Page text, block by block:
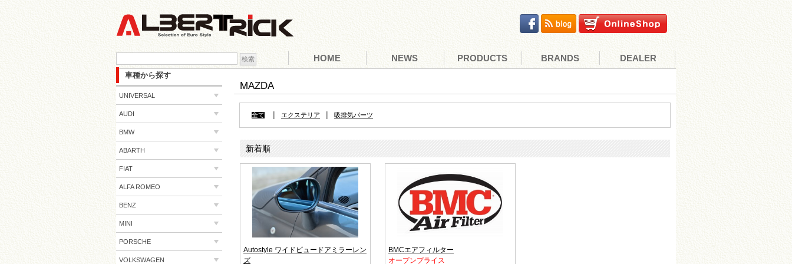
Skip to content
HOME NEWS PRODUCTS BRANDS DEALER
MAZDA
全て | エクステリア | 吸排気パーツ
新着順
Autostyle ワイドビュードアミラーレン
ズ
BMCエアフィルター
オープンプライス
車種から探す
UNIVERSAL
AUDI
BMW
ABARTH
FIAT
ALFA ROMEO
BENZ
MINI
PORSCHE
VOLKSWAGEN